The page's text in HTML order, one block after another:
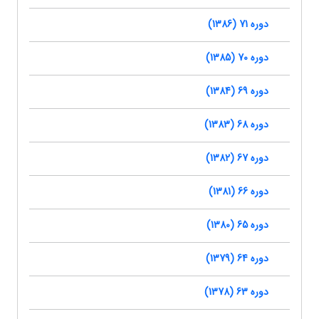
دوره 71 (1386)
دوره 70 (1385)
دوره 69 (1384)
دوره 68 (1383)
دوره 67 (1382)
دوره 66 (1381)
دوره 65 (1380)
دوره 64 (1379)
دوره 63 (1378)